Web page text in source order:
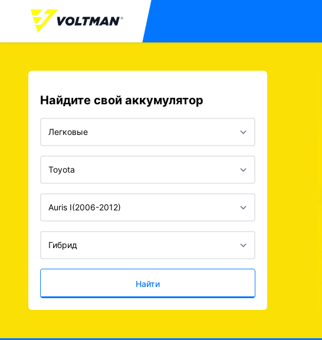
Найдите свой аккумулятор
Найти